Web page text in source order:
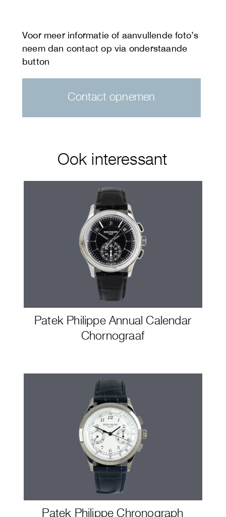
Contact opnemen
Ook interessant
Patek Philippe Annual Calendar
Chornograaf
Patek Philippe Chronograph